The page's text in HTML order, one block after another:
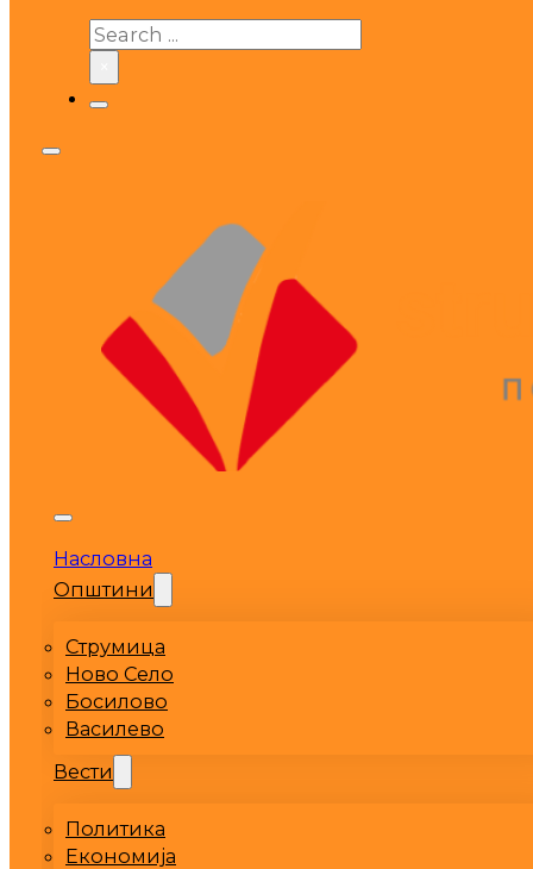
Search
Насловна
Општини
Струмица
Ново Село
Босилово
Василево
Вести
Политика
Економија